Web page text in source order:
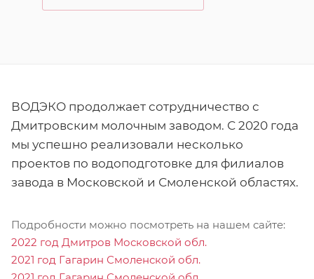
ВОДЭКО продолжает сотрудничество с
Дмитровским молочным заводом. С 2020 года
мы успешно реализовали несколько
проектов по водоподготовке для филиалов
завода в Московской и Смоленской областях.
Подробности можно посмотреть на нашем сайте:
2022 год Дмитров Московской обл.
2021 год Гагарин Смоленской обл.